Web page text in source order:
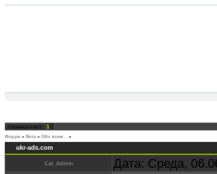
Страница 1 из 1 1
Форум » Ялта » Обо всем... »
ukr-ads.com
Cat_Admin Дата: Среда,